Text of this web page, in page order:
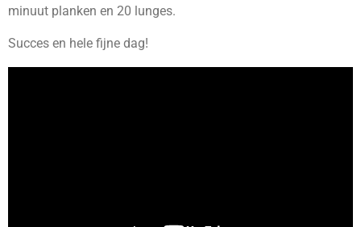
minuut planken en 20 lunges.
Succes en hele fijne dag!